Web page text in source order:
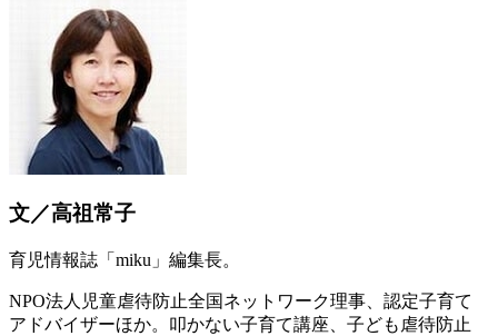
文／高祖常子
育児情報誌「miku」編集長。
NPO法人児童虐待防止全国ネットワーク理事、認定子育て
アドバイザーほか。叩かない子育て講座、子ども虐待防止